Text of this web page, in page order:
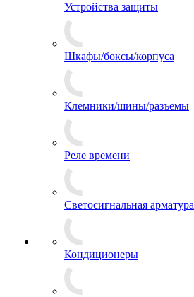
Устройства защиты
Шкафы/боксы/корпуса
Клемники/шины/разъемы
Реле времени
Светосигнальная арматура
Кондиционеры